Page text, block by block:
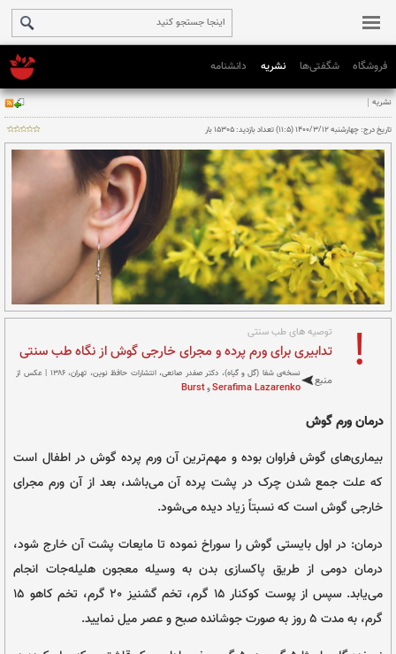
فروشگاه شگفتی‌ها نشریه دانشنامه
سنتی
ورم پرده و مجرای خارجی گوش از نگاه طب سنتی
SerafimaوBurst